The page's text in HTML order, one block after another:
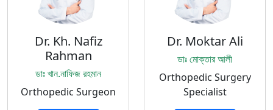
Dr. Kh. Nafiz
Rahman
ডাঃ খান.নাফিজ রহমান
Orthopedic Surgeon
Dr. Moktar Ali
ডাঃ মোক্তার আলী
Orthopedic Surgery
Specialist